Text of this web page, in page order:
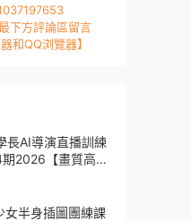
下方評論區留言
和QQ浏覽器】
長AI導演直播訓練
2026【畫質高清
女半身插圖團練課